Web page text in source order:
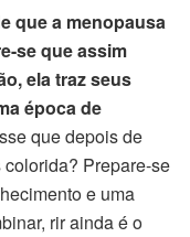
que a menopausa
se que assim
ela traz seus
época de
que depois de
Prepare-se
e uma
rir ainda é o